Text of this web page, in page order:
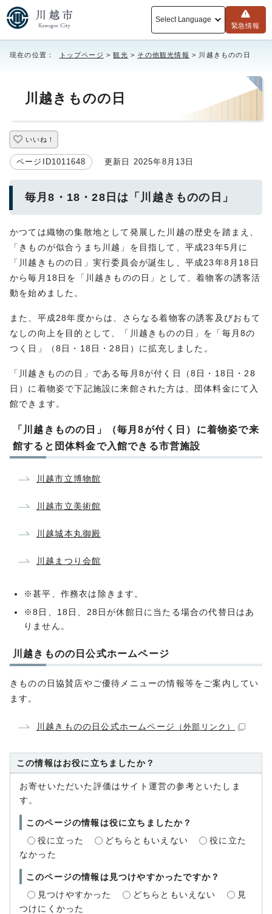
Select Language
緊急情報
現在の位置： トップページ >観光 > その他観光情報 > 川越きものの日
川越きものの日
いいね！
ページID1011648 更新日 2025年8月13日
毎月8・18・28日は「川越きものの日」
かつては織物の集散地として発展した川越の歴史を踏まえ、
「きものが似合うまち川越」を目指して、平成23年5月に
「川越きものの日」実行委員会が誕生し、平成23年8月18日
から毎月18日を「川越きものの日」として、着物客の誘客活
動を始めました。
また、平成28年度からは、さらなる着物客の誘客及びおもて
なしの向上を目的として、「川越きものの日」を「毎月8の
つく日」（8日・18日・28日）に拡充しました。
「川越きものの日」である毎月8が付く日（8日・18日・28
日）に着物姿で下記施設に来館された方は、団体料金にて入
館できます。
「川越きものの日」（毎月8が付く日）に着物姿で来
館すると団体料金で入館できる市営施設
川越市立博物館
川越市立美術館
川越城本丸御殿
川越まつり会館
※甚平、作務衣は除きます。
※8日、18日、28日が休館日に当たる場合の代替日はあ
りません。
川越きものの日公式ホームページ
きものの日協賛店やご優待メニューの情報等をご案内してい
ます。
川越きものの日公式ホームページ （外部リンク）
この情報はお役に立ちましたか？
お寄せいただいた評価はサイト運営の参考といたしま
す。
このページの情報は役に立ちましたか？
役に立った
どちらともいえない
役に立た
なかった
このページの情報は見つけやすかったですか？
見つけやすかった
どちらともいえない
見
つけにくかった